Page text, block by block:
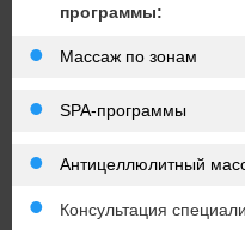
программы:
Массаж по зонам
SPA-программы
Антицеллюлитный
Консультация